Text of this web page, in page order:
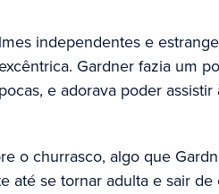
independentes e
Gardner fazia um
e adorava poder assistir
o churrasco, algo que
até se tornar adulta e sair de